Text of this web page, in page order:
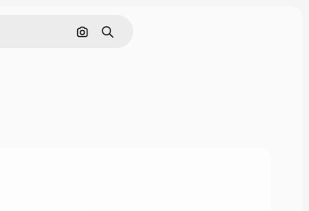
Поиск по изображению
Поиск